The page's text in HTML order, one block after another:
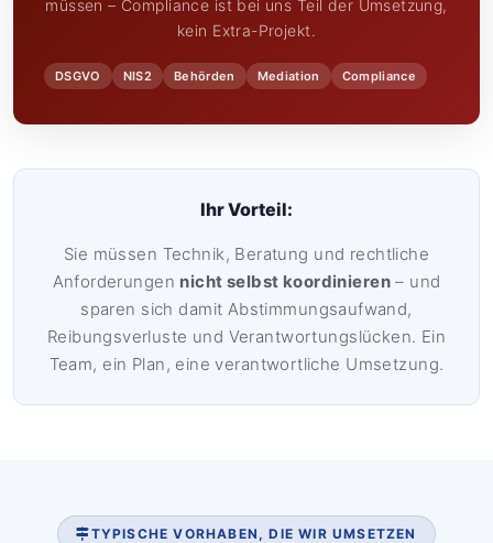
müssen – Compliance ist bei uns Teil der Umsetzung,
kein Extra-Projekt.
DSGVO NIS2 Behörden Mediation Compliance
Ihr Vorteil:
Sie müssen Technik, Beratung und rechtliche
Anforderungen nicht selbst koordinieren– und
sparen sich damit Abstimmungsaufwand,
Reibungsverluste und Verantwortungslücken. Ein
Team, ein Plan, eine verantwortliche Umsetzung.
TYPISCHE VORHABEN, DIE WIR UMSETZEN